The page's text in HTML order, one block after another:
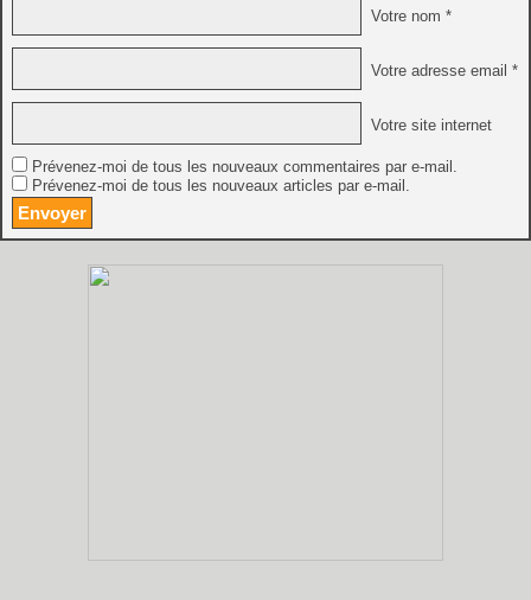
Votre nom *
Votre adresse email *
Votre site internet
Prévenez-moi de tous les nouveaux commentaires par e-mail.
Prévenez-moi de tous les nouveaux articles par e-mail.